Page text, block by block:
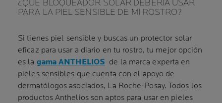
¿QUÉ BLOQUEADOR SOLAR DEBERÍA USAR
PARA LA PIEL SENSIBLE DE MI ROSTRO?
Si tienes piel sensible y buscas un protector solar
eficaz para usar a diario en tu rostro, tu mejor opción
es la gama ANTHELIOS de la marca experta en
pieles sensibles que cuenta con el apoyo de
dermatólogos asociados, La Roche-Posay. Todos los
productos Anthelios son aptos para usar en pieles